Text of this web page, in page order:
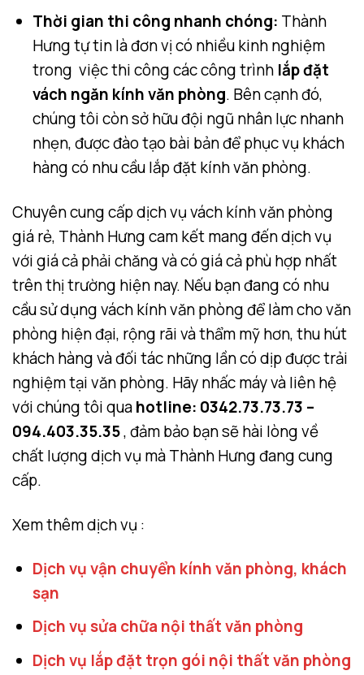
Thời gian thi công nhanh chóng: Thành
Hưng tự tin là đơn vị có nhiều kinh nghiệm
trong việc thi công các công trình lắp đặt
vách ngăn kính văn phòng. Bên cạnh đó,
chúng tôi còn sở hữu đội ngũ nhân lực nhanh
nhẹn, được đào tạo bài bản để phục vụ khách
hàng có nhu cầu lắp đặt kính văn phòng.
Chuyên cung cấp dịch vụ vách kính văn phòng
giá rẻ, Thành Hưng cam kết mang đến dịch vụ
với giá cả phải chăng và có giá cả phù hợp nhất
trên thị trường hiện nay. Nếu bạn đang có nhu
cầu sử dụng vách kính văn phòng để làm cho văn
phòng hiện đại, rộng rãi và thẩm mỹ hơn, thu hút
khách hàng và đối tác những lần có dịp được trải
nghiệm tại văn phòng. Hãy nhấc máy và liên hệ
với chúng tôi quahotline: 0342.73.73.73 –
094.403.35.35, đảm bảo bạn sẽ hài lòng về
chất lượng dịch vụ mà Thành Hưng đang cung
cấp.
Xem thêm dịch vụ :
Dịch vụ vận chuyển kính văn phòng, khách
sạn
Dịch vụ sửa chữa nội thất văn phòng
Dịch vụ lắp đặt trọn gói nội thất văn phòng